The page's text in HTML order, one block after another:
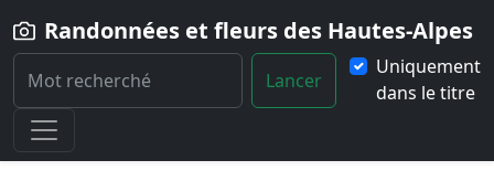
Randonnées et fleurs des Hautes-Alpes
Lancer
Uniquement
dans le titre
Home
Paysage Bosse-de-Clapouse